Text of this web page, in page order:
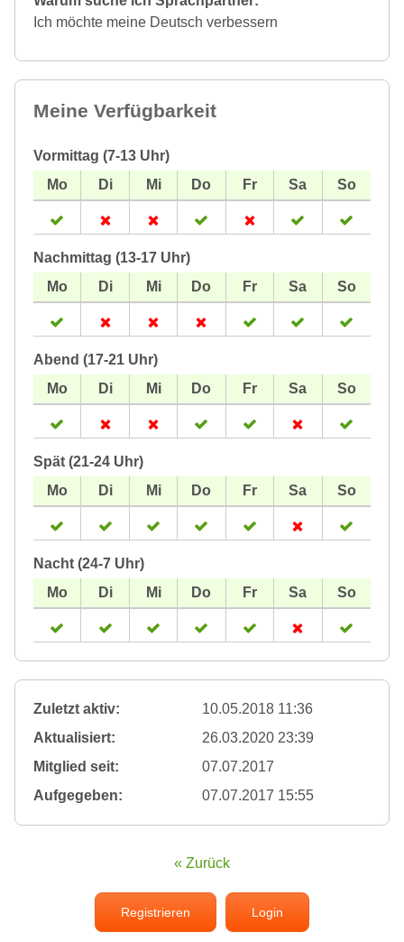
Ich möchte meine Deutsch verbessern
Meine Verfügbarkeit
Vormittag (7-13 Uhr)
Nachmittag (13-17 Uhr)
Abend (17-21 Uhr)
Spät (21-24 Uhr)
Nacht (24-7 Uhr)
Zuletzt aktiv:
10.05.2018 11:36
Aktualisiert:
26.03.2020 23:39
Mitglied seit:
07.07.2017
Aufgegeben:
07.07.2017 15:55
« Zurück
Registrieren Login